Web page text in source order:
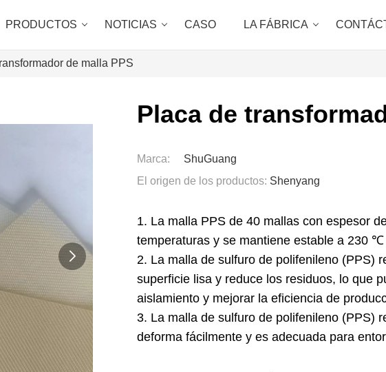
PRODUCTOS NOTICIAS CASO LA FÁBRICA
de malla PPS
Placa de
Marca:
ShuGuang
El origen de los productos: Shenyang
1. La malla PPS de 40 mallas con espesor
temperaturas y se mantiene estable a 230
2. La malla de sulfuro de polifenileno (PPS)
superficie lisa y reduce los residuos, lo que
aislamiento y mejorar la eficiencia de
3. La malla de sulfuro de polifenileno (PPS)
deforma fácilmente y es adecuada para